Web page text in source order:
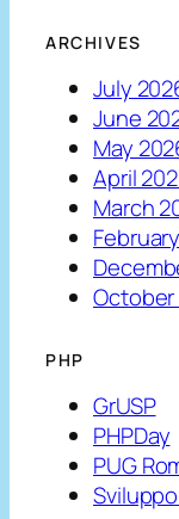
ARCHIVES
July
June
May
April
March
October
PHP
GrUSP
PHPDay
PUG